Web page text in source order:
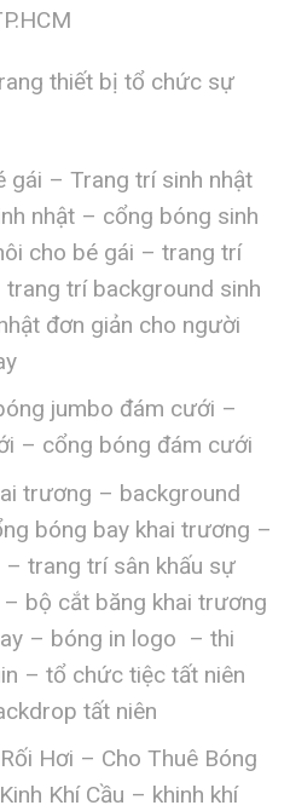
thiết bị tổ chức sự
gái – Trang trí sinh nhật
nhật – cổng bóng sinh
cho bé gái – trang trí
trí background sinh
đơn giản cho người
jumbo đám cưới –
– cổng bóng đám cưới
trương – background
bóng bay khai trương –
trang trí sân khấu sự
bộ cắt băng khai trương
– bóng in logo – thi
– tổ chức tiệc tất niên
tất niên
Hơi – Cho Thuê Bóng
Khí Cầu – khinh khí